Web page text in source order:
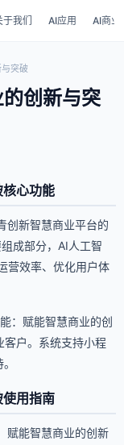
于我们 AI应用 AI商业
突破
创新与突
心功能
创新智慧商业平台的
成部分，AI人工智
营效率、优化用户体
：赋能智慧商业的创
户。系统支持小程
用指南
赋能智慧商业的创新